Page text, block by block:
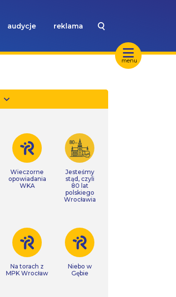
menu
audycje reklama
Wieczorne
opowiadania
WKA
Jesteśmy
stąd, czyli
80 lat
polskiego
Wrocławia
Na torach z
MPK Wrocław
Niebo w
Gębie